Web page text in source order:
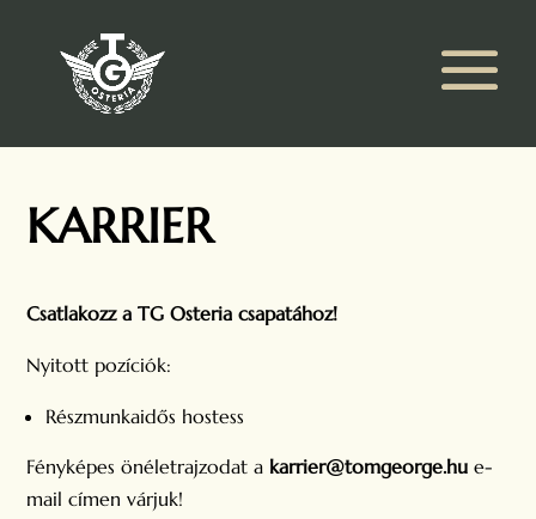
KARRIER
Csatlakozz a TG Osteria csapatához!
Nyitott pozíciók:
Részmunkaidős hostess
Fényképes önéletrajzodat a karrier@tomgeorge.hu e-
mail címen várjuk!